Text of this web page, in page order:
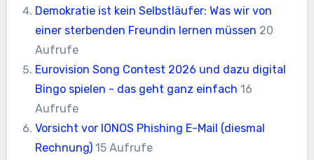
Demokratie ist kein Selbstläufer: Was wir von
einer sterbenden Freundin lernen müssen 20
Aufrufe
Eurovision Song Contest 2026 und dazu digital
Bingo spielen - das geht ganz einfach 16
Aufrufe
Vorsicht vor IONOS Phishing E-Mail (diesmal
Rechnung) 15 Aufrufe